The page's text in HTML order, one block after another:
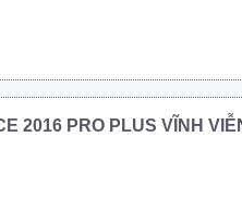
2016 PRO PLUS VĨNH